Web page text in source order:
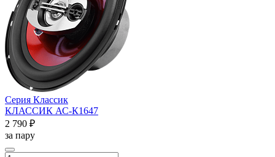
Серия Классик
КЛАССИК АС-К1647
2 790 ₽
за пару